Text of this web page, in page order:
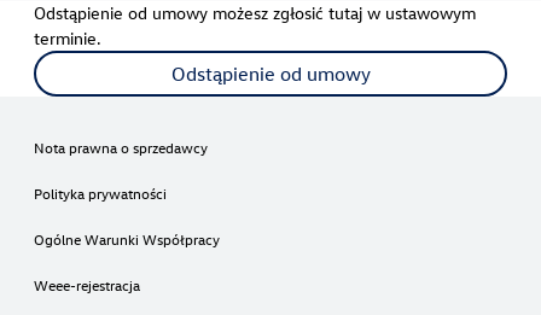
Odstąpienie od umowy możesz zgłosić tutaj w ustawowym
terminie.
Odstąpienie od umowy
Nota prawna o sprzedawcy
Polityka prywatności
Ogólne Warunki Współpracy
Weee-rejestracja